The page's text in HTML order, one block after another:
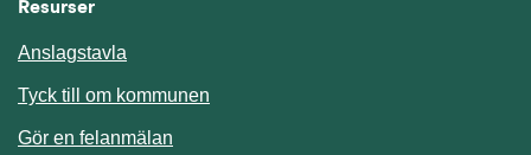
Resurser
Anslagstavla
Tyck till om kommunen
Gör en felanmälan